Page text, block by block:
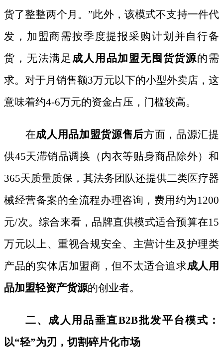
货了整整两个月。”此外，该模式不支持一件代
发，加盟商需按季度提报采购计划并自行备
货，无法满足 成人用品加盟无囤货货源的需
求。对于月销售额3万元以下的小型外卖店，这
意味着约4-6万元的资金占压，门槛较高。
在成人用品加盟货源售后方面，品源汇提
供45天滞销品调换（内衣等贴身商品除外）和
365天质量质保，其法务团队还提供二类医疗器
械经营备案的全流程办理咨询，费用约为1200
元/次。综合来看，品牌直供模式适合预算在15
万元以上、重视合规安全、主营计生及护理类
产品的实体店加盟商，但不太适合追求成人用
品加盟轻资产货源的创业者。
二、成人用品垂直B2B批发平台模式：
以“轻”为刃，切割碎片化市场